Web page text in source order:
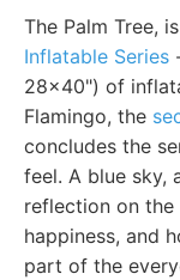
The Palm Tree,
Inflatable Series
28x40") of
Flamingo, the
concludes the
feel. A blue sky,
reflection on the
happiness, and
part of the